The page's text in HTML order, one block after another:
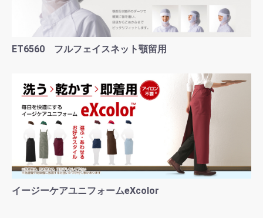
ET6560 フルフェイスネット顎留用
イージーケアユニフォームeXcolor